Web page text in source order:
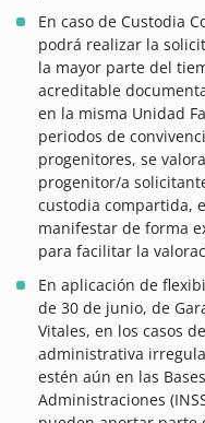
En caso de Custodia
podrá realizar la
la mayor parte del
acreditable
en la misma Unidad
periodos de
progenitores, se
progenitor/a
custodia compartida,
manifestar de forma
para facilitar la
En aplicación de
de 30 de junio, de
Vitales, en los casos
administrativa
estén aún en las
Administraciones